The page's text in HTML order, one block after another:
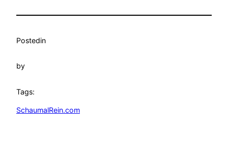
Postedin
by
Tags:
SchaumalRein.com